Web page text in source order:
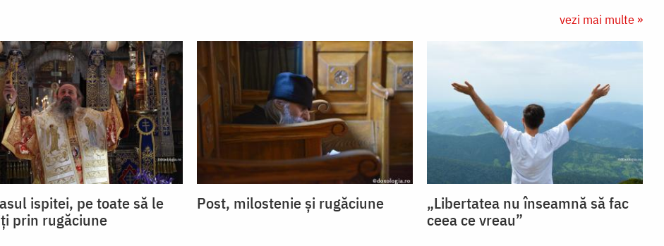
vezi mai multe »
ispitei, pe toate să le
prin rugăciune
Post, milostenie și rugăciune
„Libertatea nu înseamnă să fac
ceea ce vreau”